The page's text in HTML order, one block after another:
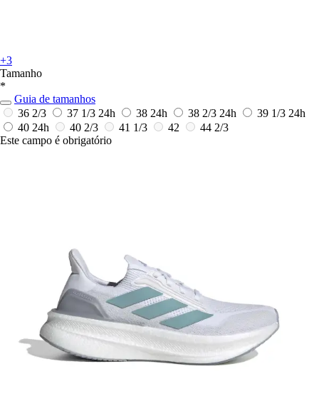
+3
Tamanho
*
Guia de tamanhos
36 2/3
37 1/3 24h 38 24h 38 2/3 24h 39 1/3 24h
40 24h 40 2/3 41 1/3 42
44 2/3
Este campo é obrigatório